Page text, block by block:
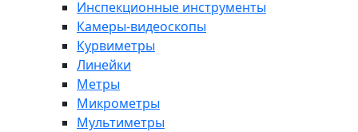
Инспекционные инструменты
Камеры-видеоскопы
Курвиметры
Линейки
Метры
Микрометры
Мультиметры